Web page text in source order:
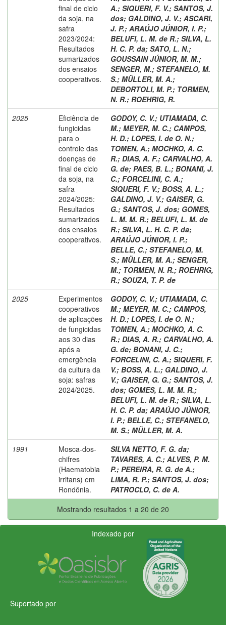
final de ciclo
da soja, na
safra
2023/2024:
Resultados
sumarizados
dos ensaios
cooperativos.
A.; SIQUERI, F. V.; SANTOS, J.
dos; GALDINO, J. V.; ASCARI,
J. P.; ARAÚJO JÚNIOR, I. P.;
BELUFI, L. M. de R.; SILVA, L.
H. C. P. da; SATO, L. N.;
GOUSSAIN JÚNIOR, M. M.;
SENGER, M.; STEFANELO, M.
S.; MÜLLER, M. A.;
DEBORTOLI, M. P.; TORMEN,
N. R.; ROEHRIG, R.
2025
Eficiência de
fungicidas
para o
controle das
doenças de
final de ciclo
da soja, na
safra
2024/2025:
Resultados
sumarizados
dos ensaios
cooperativos.
GODOY, C. V.; UTIAMADA, C.
M.; MEYER, M. C.; CAMPOS,
H. D.; LOPES, I. de O. N.;
TOMEN, A.; MOCHKO, A. C.
R.; DIAS, A. F.; CARVALHO, A.
G. de; PAES, B. L.; BONANI, J.
C.; FORCELINI, C. A.;
SIQUERI, F. V.; BOSS, A. L.;
GALDINO, J. V.; GAISER, G.
G.; SANTOS, J. dos; GOMES,
L. M. M. R.; BELUFI, L. M. de
R.; SILVA, L. H. C. P. da;
ARAÚJO JÚNIOR, I. P.;
BELLE, C.; STEFANELO, M.
S.; MÜLLER, M. A.; SENGER,
M.; TORMEN, N. R.; ROEHRIG,
R.; SOUZA, T. P. de
2025
Experimentos
cooperativos
de aplicações
de fungicidas
aos 30 dias
após a
emergência
da cultura da
soja: safras
2024/2025.
GODOY, C. V.; UTIAMADA, C.
M.; MEYER, M. C.; CAMPOS,
H. D.; LOPES, I. de O. N.;
TOMEN, A.; MOCHKO, A. C.
R.; DIAS, A. R.; CARVALHO, A.
G. de; BONANI, J. C.;
FORCELINI, C. A.; SIQUERI, F.
V.; BOSS, A. L.; GALDINO, J.
V.; GAISER, G. G.; SANTOS, J.
dos; GOMES, L. M. M. R.;
BELUFI, L. M. de R.; SILVA, L.
H. C. P. da; ARAÚJO JÚNIOR,
I. P.; BELLE, C.; STEFANELO,
M. S.; MÜLLER, M. A.
1991
Mosca-dos-
chifres
(Haematobia
irritans) em
Rondônia.
SILVA NETTO, F. G. da;
TAVARES, A. C.; ALVES, P. M.
P.; PEREIRA, R. G. de A.;
LIMA, R. P.; SANTOS, J. dos;
PATROCLO, C. de A.
Mostrando resultados 1 a 20 de 20
Indexado por
Suportado por